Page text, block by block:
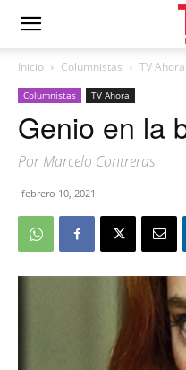
Inicio Columnistas TV Ahora
Columnistas TV Ahora
Genio en la
Por Marcelo Contreras
febrero 10, 2021